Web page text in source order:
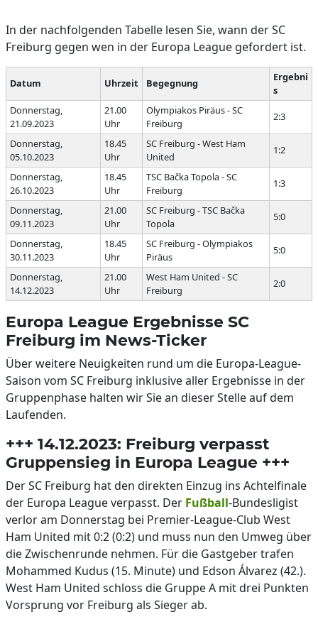
In der nachfolgenden Tabelle lesen Sie, wann der SC
Freiburg gegen wen in der Europa League gefordert ist.
Datum Uhrzeit Begegnung
Ergebni
s
Donnerstag,
21.09.2023
21.00
Uhr
Olympiakos Piräus - SC
Freiburg
2:3
Donnerstag,
05.10.2023
18.45
Uhr
SC Freiburg - West Ham
United
1:2
Donnerstag,
26.10.2023
18.45
Uhr
TSC Bačka Topola - SC
Freiburg
1:3
Donnerstag,
09.11.2023
21.00
Uhr
SC Freiburg - TSC Bačka
Topola
5:0
Donnerstag,
30.11.2023
18.45
Uhr
SC Freiburg - Olympiakos
Piräus
5:0
Donnerstag,
14.12.2023
21.00
Uhr
West Ham United - SC
Freiburg
2:0
Europa League Ergebnisse SC
Freiburg im News-Ticker
Über weitere Neuigkeiten rund um die Europa-League-
Saison vom SC Freiburg inklusive aller Ergebnisse in der
Gruppenphase halten wir Sie an dieser Stelle auf dem
Laufenden.
+++ 14.12.2023: Freiburg verpasst
Gruppensieg in Europa League +++
Der SC Freiburg hat den direkten Einzug ins Achtelfinale
der Europa League verpasst. Der Fußball-Bundesligist
verlor am Donnerstag bei Premier-League-Club West
Ham United mit 0:2 (0:2) und muss nun den Umweg über
die Zwischenrunde nehmen. Für die Gastgeber trafen
Mohammed Kudus (15. Minute) und Edson Álvarez (42.).
West Ham United schloss die Gruppe A mit drei Punkten
Vorsprung vor Freiburg als Sieger ab.